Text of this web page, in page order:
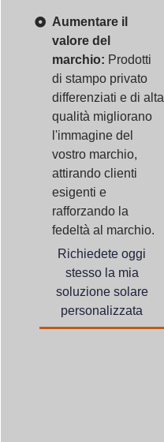
Aumentare il
valore del
marchio: Prodotti
di stampo privato
differenziati e di alta
qualità migliorano
l'immagine del
vostro marchio,
attirando clienti
esigenti e
rafforzando la
fedeltà al marchio.
Richiedete oggi
stesso la mia
soluzione solare
personalizzata